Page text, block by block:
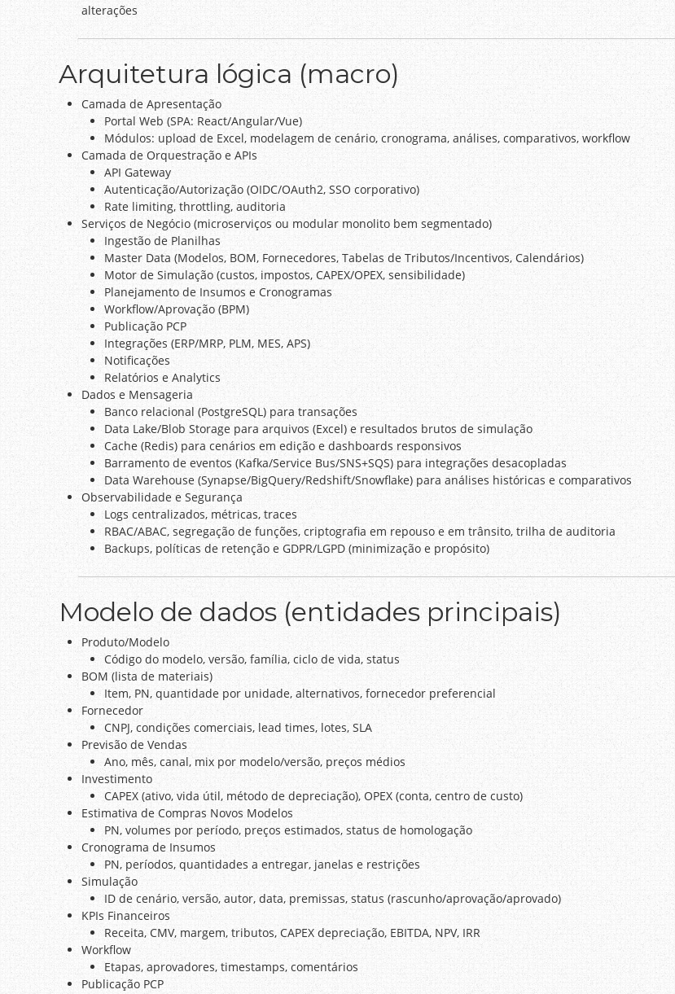
alterações
Arquitetura lógica (macro)
Camada de Apresentação
Portal Web (SPA: React/Angular/Vue)
Módulos: upload de Excel, modelagem de cenário, cronograma, análises, comparativos, workflow
Camada de Orquestração e APIs
API Gateway
Autenticação/Autorização (OIDC/OAuth2, SSO corporativo)
Rate limiting, throttling, auditoria
Serviços de Negócio (microserviços ou modular monolito bem segmentado)
Ingestão de Planilhas
Master Data (Modelos, BOM, Fornecedores, Tabelas de Tributos/Incentivos, Calendários)
Motor de Simulação (custos, impostos, CAPEX/OPEX, sensibilidade)
Planejamento de Insumos e Cronogramas
Workflow/Aprovação (BPM)
Publicação PCP
Integrações (ERP/MRP, PLM, MES, APS)
Notificações
Relatórios e Analytics
Dados e Mensageria
Banco relacional (PostgreSQL) para transações
Data Lake/Blob Storage para arquivos (Excel) e resultados brutos de simulação
Cache (Redis) para cenários em edição e dashboards responsivos
Barramento de eventos (Kafka/Service Bus/SNS+SQS) para integrações desacopladas
Data Warehouse (Synapse/BigQuery/Redshift/Snowflake) para análises históricas e comparativos
Observabilidade e Segurança
Logs centralizados, métricas, traces
RBAC/ABAC, segregação de funções, criptografia em repouso e em trânsito, trilha de auditoria
Backups, políticas de retenção e GDPR/LGPD (minimização e propósito)
Modelo de dados (entidades principais)
Produto/Modelo
Código do modelo, versão, família, ciclo de vida, status
BOM (lista de materiais)
Item, PN, quantidade por unidade, alternativos, fornecedor preferencial
Fornecedor
CNPJ, condições comerciais, lead times, lotes, SLA
Previsão de Vendas
Ano, mês, canal, mix por modelo/versão, preços médios
Investimento
CAPEX (ativo, vida útil, método de depreciação), OPEX (conta, centro de custo)
Estimativa de Compras Novos Modelos
PN, volumes por período, preços estimados, status de homologação
Cronograma de Insumos
PN, períodos, quantidades a entregar, janelas e restrições
Simulação
ID de cenário, versão, autor, data, premissas, status (rascunho/aprovação/aprovado)
KPIs Financeiros
Receita, CMV, margem, tributos, CAPEX depreciação, EBITDA, NPV, IRR
Workflow
Etapas, aprovadores, timestamps, comentários
Publicação PCP